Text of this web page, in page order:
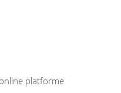
platforme